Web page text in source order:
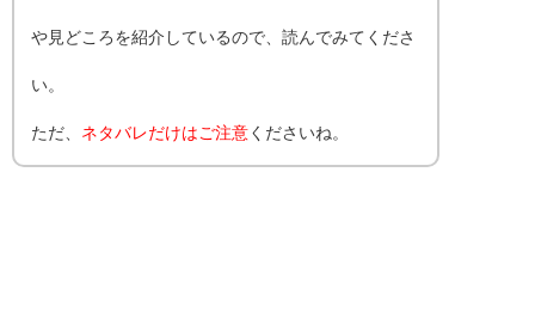
や見どころを紹介しているので、読んでみてくださ
い。
ただ、 ネタバレだけはご注意 くださいね。